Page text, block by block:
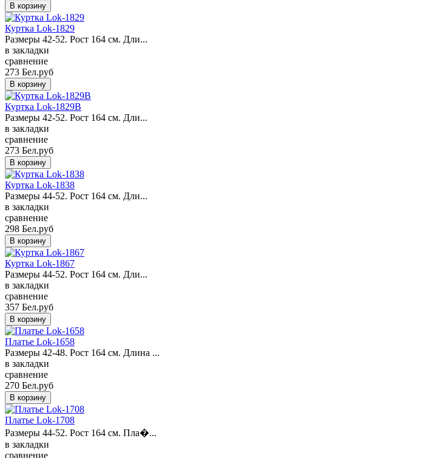
Куртка Lok-1829
Размеры 42-52. Рост 164 см. Дли...
в закладки
сравнение
273 Бел.руб
Куртка Lok-1829B
Размеры 42-52. Рост 164 см. Дли...
в закладки
сравнение
273 Бел.руб
Куртка Lok-1838
Размеры 44-52. Рост 164 см. Дли...
в закладки
сравнение
298 Бел.руб
Куртка Lok-1867
Размеры 44-52. Рост 164 см. Дли...
в закладки
сравнение
357 Бел.руб
Платье Lok-1658
Размеры 42-48. Рост 164 см. Длина ...
в закладки
сравнение
270 Бел.руб
Платье Lok-1708
Размеры 44-52. Рост 164 см. Пла�...
в закладки
сравнение